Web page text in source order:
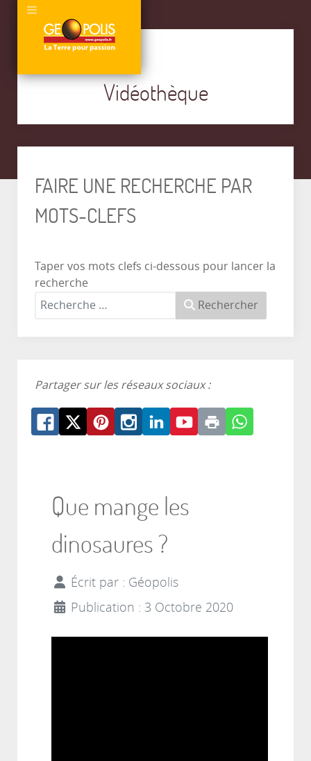
Vidéothèque
FAIRE UNE RECHERCHE PAR
MOTS-CLEFS
Taper vos mots clefs ci-dessous pour lancer la
recherche
Rechercher
Partager sur les réseaux sociaux :
Que mange les
dinosaures ?
Écrit par : Géopolis
Publication : 3 Octobre 2020